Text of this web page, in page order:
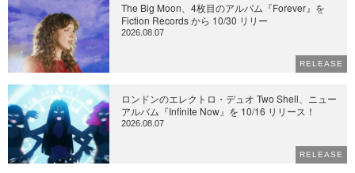
The Big Moon、4枚目のアルバム『Forever』を
Fiction Records から 10/30 リリー
2026.08.07
RELEASE
ロンドンのエレクトロ・デュオ Two Shell、ニュー
アルバム『Infinite Now』を 10/16 リリース！
2026.08.07
RELEASE